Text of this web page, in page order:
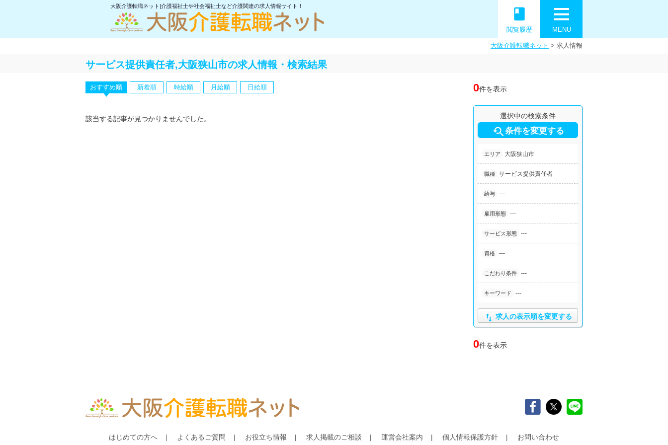
大阪介護転職ネット|介護福祉士や社会福祉士など介護関連の求人情報サイト！
MENU
book
閲覧履歴
大阪介護転職ネット > 求人情報
サービス提供責任者,大阪狭山市の求人情報・検索結果
0件を表示
おすすめ順 新着順 時給順 月給順 日給順
選択中の検索条件
条件を変更する
エリア 大阪狭山市
職種 サービス提供責任者
給与 ---
雇用形態 ---
サービス形態 ---
資格 ---
こだわり条件 ---
キーワード ---
 求人の表示順を変更する
該当する記事が見つかりませんでした。
0件を表示
はじめての方へ よくあるご質問 お役立ち情報 求人掲載のご相談 運営会社案内 個人情報保護方針 お問い合わせ